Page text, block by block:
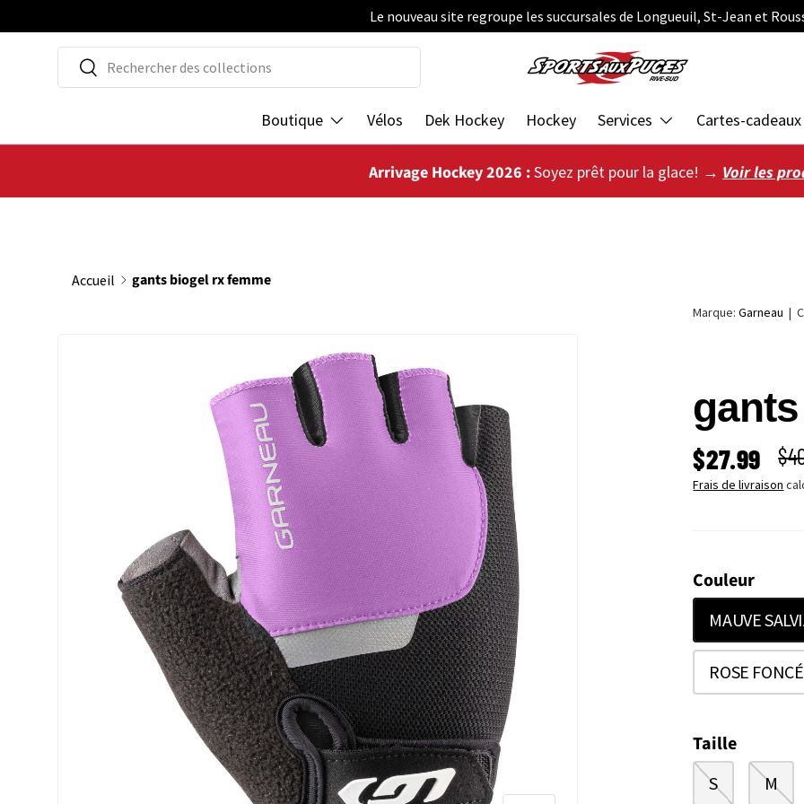
ALLER AU CONTENU
Le nouveau site regroupe les succursales de Longueuil, St-Jean et
Recherche
Rechercher
Boutique Vélos Dek Hockey Hockey Services Cartes-cadeaux
Arrivage Hockey 2026 :Soyez prêt pour la glace! → Voir les
Accueil gants biogel rx femme
PASSER AUX INFORMATIONS PRODUITS
Marque:Garneau |
PRIX
$27.99
Frais de livraison
Couleur
MAUVE
ROSE FONCÉ
Taille
S M